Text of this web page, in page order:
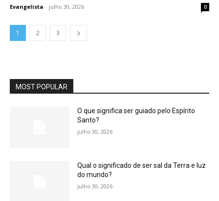
Evangelista - julho 30, 2026 0
1 2 3
MOST POPULAR
O que significa ser guiado pelo Espírito
Santo?
julho 30, 2026
Qual o significado de ser sal da Terra e luz
do mundo?
julho 30, 2026